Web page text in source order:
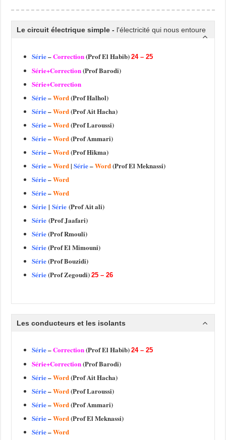
Le circuit électrique simple - l'électricité qui nous entoure
Série–Correction(Prof El Habib)24 – 25
Série+Correction(Prof Barodi)
Série+Correction
Série–Word(Prof Halhol)
Série–Word(Prof Ait Hacha)
Série–Word(Prof Laroussi)
Série–Word(Prof Ammari)
Série–Word(Prof Hikma)
Série–Word|Série–Word(Prof El Meknassi)
Série–Word
Série–Word
Série |Série (Prof Ait ali)
Série (Prof Jaafari)
Série(Prof Rmouli)
Série(Prof El Mimouni)
Série(Prof Bouzidi)
Série(Prof Zegoudi)25 – 26
Les conducteurs et les isolants
Série–Correction(Prof El Habib)24 – 25
Série+Correction(Prof Barodi)
Série–Word(Prof Ait Hacha)
Série–Word(Prof Laroussi)
Série–Word(Prof Ammari)
Série–Word(Prof El Meknassi)
Série–Word